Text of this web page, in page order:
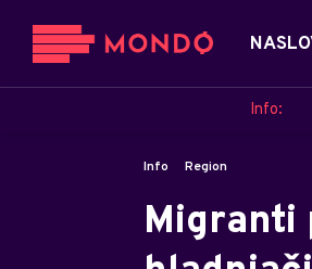
Info:
Info Region
Migranti